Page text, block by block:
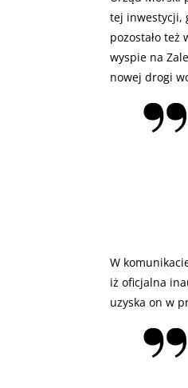
tej inwestycji,
pozostało
wyspie na
nowej drogi
W
iż oficjalna
uzyska on w